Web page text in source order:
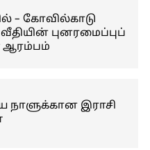
– கோவில்காடு
புனரமைப்புப்
ஆரம்பம்
இராசி